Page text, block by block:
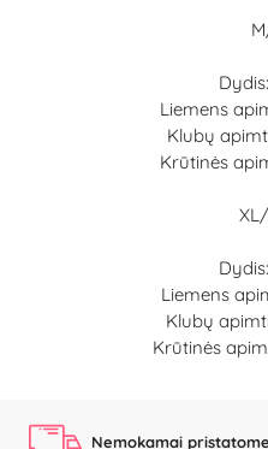
Liemens
Klubų
Krūtinės
XL/
Liemens
Klubų
Krūtinės
Nemokamai pristatome